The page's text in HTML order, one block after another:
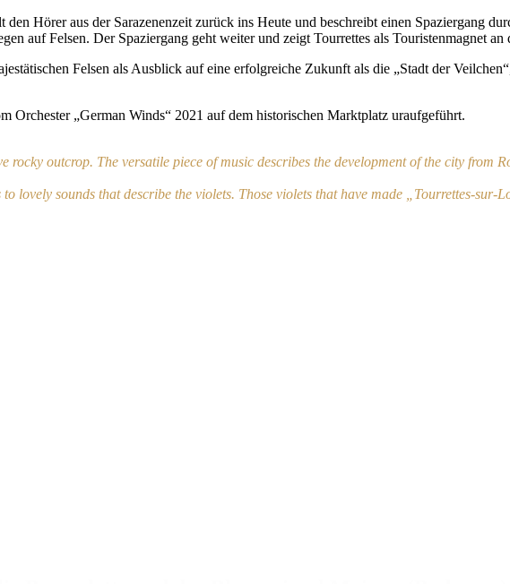
Hörer aus der Sarazenenzeit zurück ins Heute und beschreibt einen Spaziergang
auf Felsen. Der Spaziergang geht weiter und zeigt Tourrettes als Touristenmagnet an
Felsen als Ausblick auf eine erfolgreiche Zukunft als die „Stadt der
Orchester „German Winds“ 2021 auf dem historischen Marktplatz uraufgeführt.
rocky outcrop. The versatile piece of music describes the development of the city from
lovely sounds that describe the violets. Those violets that have made
„Tourrettes-sur-